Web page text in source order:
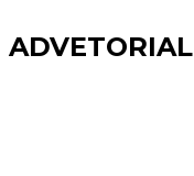
ADVETORIAL